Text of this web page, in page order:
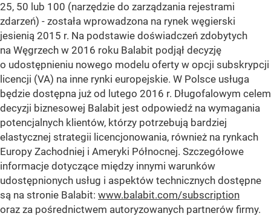
25, 50 lub 100 (narzędzie do zarządzania rejestrami
zdarzeń) - została wprowadzona na rynek węgierski
jesienią 2015 r. Na podstawie doświadczeń zdobytych
na Węgrzech w 2016 roku Balabit podjął decyzję
o udostępnieniu nowego modelu oferty w opcji subskrypcji
licencji (VA) na inne rynki europejskie. W Polsce usługa
będzie dostępna już od lutego 2016 r. Długofalowym celem
decyzji biznesowej Balabit jest odpowiedź na wymagania
potencjalnych klientów, którzy potrzebują bardziej
elastycznej strategii licencjonowania, również na rynkach
Europy Zachodniej i Ameryki Północnej. Szczegółowe
informacje dotyczące między innymi warunków
udostępnionych usług i aspektów technicznych dostępne
są na stronie Balabit: www.balabit.com/subscription
oraz za pośrednictwem autoryzowanych partnerów firmy.